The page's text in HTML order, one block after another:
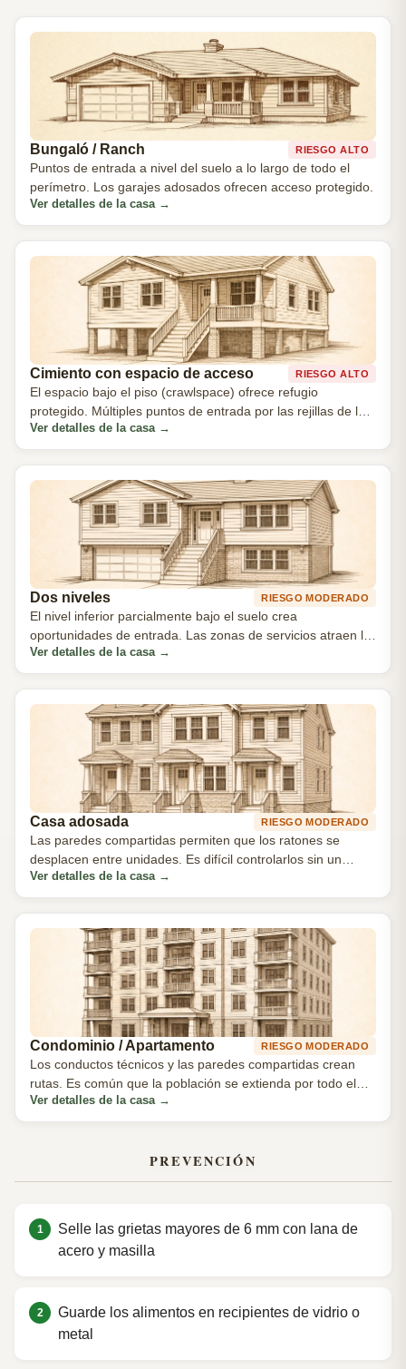
Bungaló / Ranch RIESGO ALTO
Puntos de entrada a nivel del suelo a lo largo de todo el
perímetro. Los garajes adosados ofrecen acceso protegido.
Ver detalles de la casa→
Cimiento con espacio de acceso RIESGO ALTO
El espacio bajo el piso (crawlspace) ofrece refugio
protegido. Múltiples puntos de entrada por las rejillas de los
cimientos.
Ver detalles de la casa→
Dos niveles RIESGO MODERADO
El nivel inferior parcialmente bajo el suelo crea
oportunidades de entrada. Las zonas de servicios atraen la
nidificación.
Ver detalles de la casa→
Casa adosada RIESGO MODERADO
Las paredes compartidas permiten que los ratones se
desplacen entre unidades. Es difícil controlarlos sin un
esfuerzo coordinado.
Ver detalles de la casa→
Condominio / Apartamento RIESGO MODERADO
Los conductos técnicos y las paredes compartidas crean
rutas. Es común que la población se extienda por todo el
edificio.
Ver detalles de la casa→
PREVENCIÓN
Selle las grietas mayores de 6 mm con lana de
acero y masilla
Guarde los alimentos en recipientes de vidrio o
metal